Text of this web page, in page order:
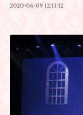
2020-06-09 12:11:12